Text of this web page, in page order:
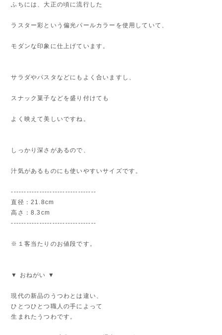
ふちには、大正の頃に流行した
ラスター彩という偏光パールカラーを使用していて、
モダンな印象に仕上げています。
サラダやパスタなどにもよく合いますし、
スナック菓子などを盛り付けても
よく映えて美しいですね。
しっかり深さがあるので、
汁気があるものにも使いやすいサイズです。
---------------------------------
直径：21.8cm
高さ：8.3cm
---------------------------------
※１客当たりのお値段です。
▼ おねがい ▼
現代の新品のうつわとは違い、
ひとつひとつ職人の手によって
生まれたうつわです。